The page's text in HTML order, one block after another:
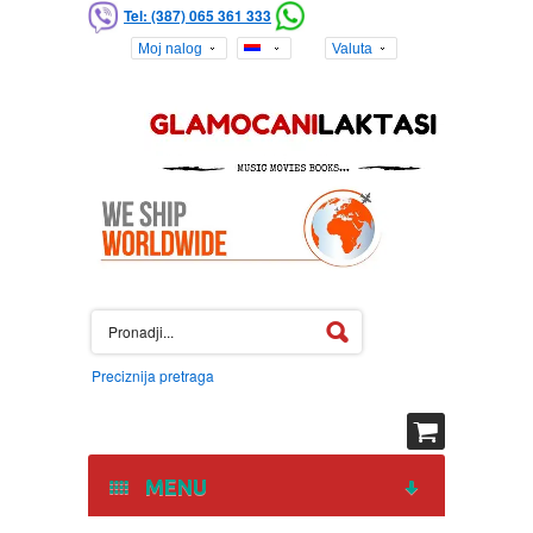
Tel: (387) 065 361 333
Moj nalog Valuta
Preciznija pretraga
MENU